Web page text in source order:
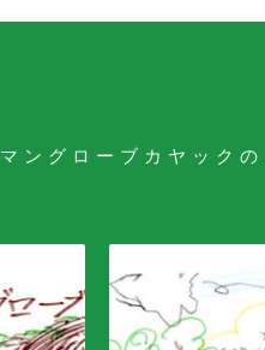
マングローブカヤックの